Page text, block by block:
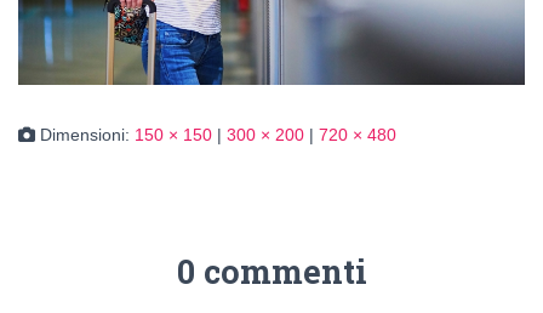
Dimensioni: 150 × 150 | 300 × 200 | 720 × 480
0 commenti